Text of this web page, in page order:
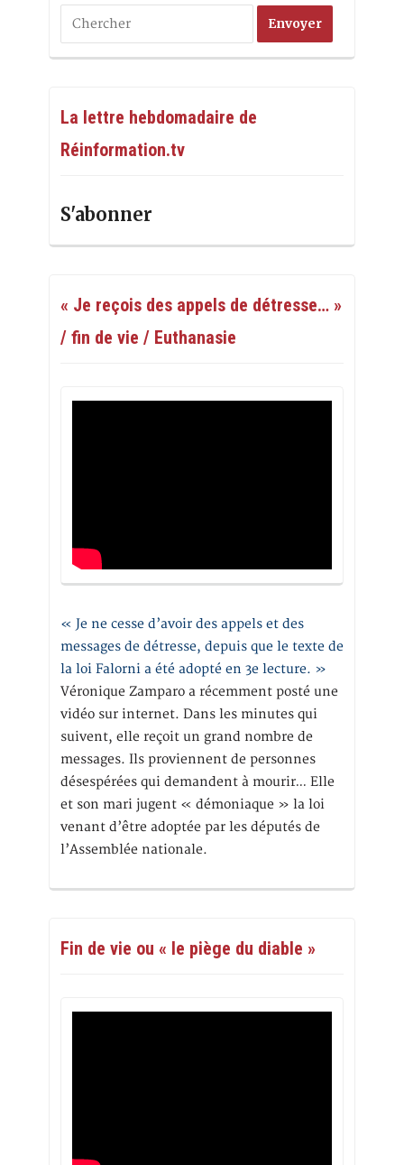
La lettre hebdomadaire de
Réinformation.tv
S'abonner
« Je reçois des appels de détresse… »
/ fin de vie / Euthanasie
« Je ne cesse d’avoir des appels et des
messages de détresse, depuis que le texte de
la loi Falorni a été adopté en 3e lecture. »
Véronique Zamparo a récemment posté une
vidéo sur internet. Dans les minutes qui
suivent, elle reçoit un grand nombre de
messages. Ils proviennent de personnes
désespérées qui demandent à mourir… Elle
et son mari jugent « démoniaque » la loi
venant d’être adoptée par les députés de
l’Assemblée nationale.
Fin de vie ou « le piège du diable »